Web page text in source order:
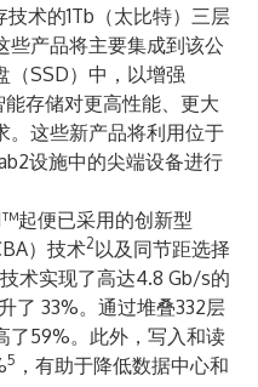
术的1Tb（太比特）三层
些产品将主要集成到该公
（SSD）中，以增强
存储对更高性能、更大
。这些新产品将利用位于
设施中的尖端设备进行
起便已采用的创新型
）技术2以及同节距选择
技术实现了高达4.8 Gb/s的
了 33%。通过堆叠332层
了59%。此外，写入和读
5 ，有助于降低数据中心和